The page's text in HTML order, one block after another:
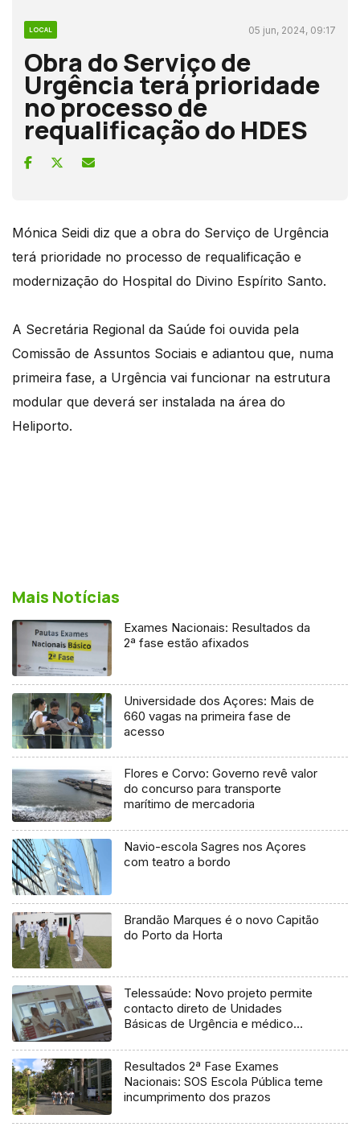
LOCAL 05 jun, 2024, 09:17
Obra do Serviço de
Urgência terá prioridade
no processo de
requalificação do HDES
Mónica Seidi diz que a obra do Serviço de Urgência
terá prioridade no processo de requalificação e
modernização do Hospital do Divino Espírito Santo.
A Secretária Regional da Saúde foi ouvida pela
Comissão de Assuntos Sociais e adiantou que, numa
primeira fase, a Urgência vai funcionar na estrutura
modular que deverá ser instalada na área do
Heliporto.
Mais Notícias
Exames Nacionais: Resultados da
2ª fase estão afixados
Universidade dos Açores: Mais de
660 vagas na primeira fase de
acesso
Flores e Corvo: Governo revê valor
do concurso para transporte
marítimo de mercadoria
Navio-escola Sagres nos Açores
com teatro a bordo
Brandão Marques é o novo Capitão
do Porto da Horta
Telessaúde: Novo projeto permite
contacto direto de Unidades
Básicas de Urgência e médico
Resultados 2ª Fase Exames
Nacionais: SOS Escola Pública teme
incumprimento dos prazos